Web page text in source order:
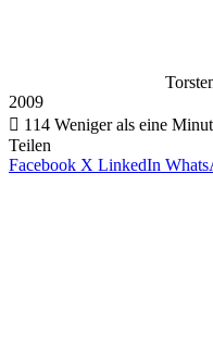
2009
114 Weniger als eine
Teilen
Facebook X LinkedIn